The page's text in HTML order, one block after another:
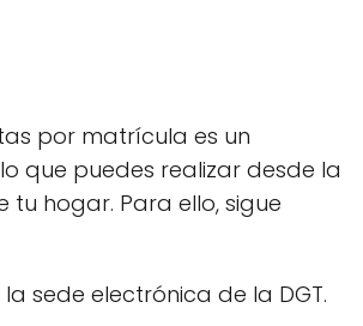
por matrícula es un
que puedes realizar desde la
hogar. Para ello, sigue
sede electrónica de la DGT.